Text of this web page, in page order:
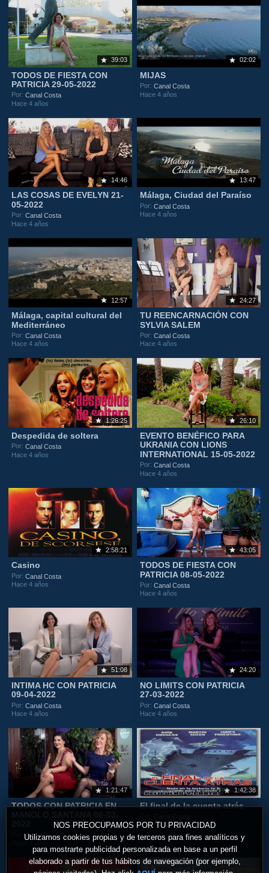
NOS PREOCUPAMOS POR TU PRIVACIDAD
Utilizamos cookies propias y de terceros para fines analíticos y
para mostrarte publicidad personalizada en base a un perfil
elaborado a partir de tus hábitos de navegación (por ejemplo,
39:03
TODOS DE FIESTA CON
PATRICIA 29-05-2022
Por:Canal Costa
Hace 4 años
02:02
MIJAS
Por:Canal Costa
Hace 4 años
14:46
LAS COSAS DE EVELYN 21-
05-2022
Por:Canal Costa
Hace 4 años
13:47
Málaga, Ciudad del Paraíso
Por:Canal Costa
Hace 4 años
12:57
Málaga, capital cultural del
Mediterráneo
Por:Canal Costa
Hace 4 años
24:27
TU REENCARNACIÓN CON
SYLVIA SALEM
Por:Canal Costa
Hace 4 años
1:26:25
Despedida de soltera
Por:Canal Costa
Hace 4 años
26:10
EVENTO BENÉFICO PARA
UKRANIA CON LIONS
INTERNATIONAL 15-05-2022
Por:Canal Costa
Hace 4 años
2:58:21
Casino
Por:Canal Costa
Hace 4 años
43:05
TODOS DE FIESTA CON
PATRICIA 08-05-2022
Por:Canal Costa
Hace 4 años
51:08
INTIMA HC CON PATRICIA
09-04-2022
Por:Canal Costa
Hace 4 años
24:20
NO LIMITS CON PATRICIA
27-03-2022
Por:Canal Costa
Hace 4 años
1:21:47
TODOS CON PATRICIA EN
Por:Canal Costa
1:42:38
El final de la cuenta atrás
Hace 4 años